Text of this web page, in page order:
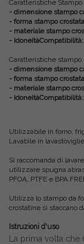
Caratteristiche Stampo
- dimensione stampo
- forma stampo
- materiale stampo
- IdoneitàCompatibilità:
Caratteristiche stampo
- dimensione stampo
- forma stampo
- materiale stampo
- IdoneitàCompatibilità:
Utilizzabile in forno,
Lavabile in lavastoviglie
Si raccomanda di
utilizzare spugna
PFOA, PTFE e BPA
Utilizza lo stampo da
crostatine si staccano
Istruzioni d'uso
La prima volta